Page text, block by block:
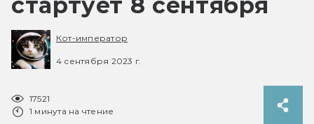
Кот-император
4 сентября 2023 г.
17521
1 минута на чтение